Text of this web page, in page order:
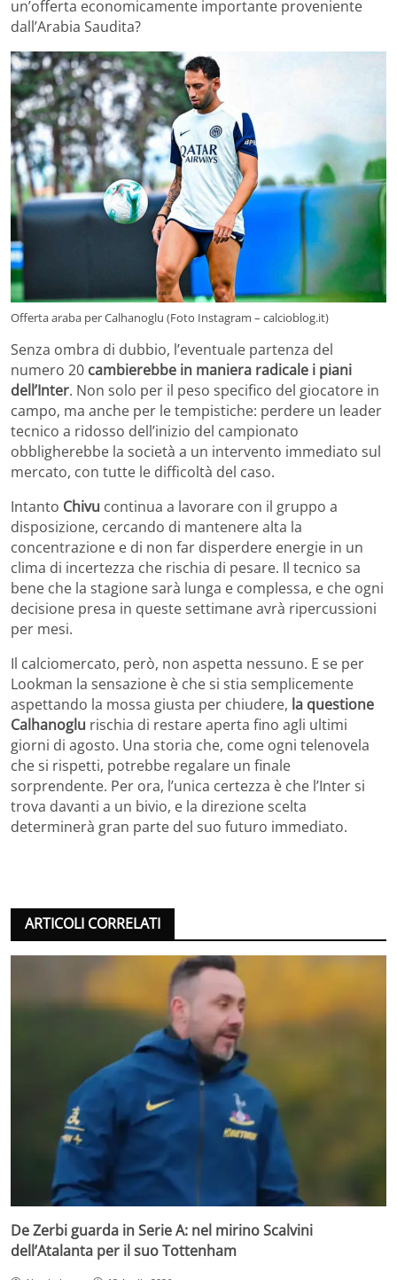
un’offerta economicamente importante proveniente
dall’Arabia Saudita?
Offerta araba per Calhanoglu (Foto Instagram – calcioblog.it)
Senza ombra di dubbio, l’eventuale partenza del
numero 20 cambierebbe in maniera radicale i piani
dell’Inter. Non solo per il peso specifico del giocatore in
campo, ma anche per le tempistiche: perdere un leader
tecnico a ridosso dell’inizio del campionato
obbligherebbe la società a un intervento immediato sul
mercato, con tutte le difficoltà del caso.
Intanto Chivu continua a lavorare con il gruppo a
disposizione, cercando di mantenere alta la
concentrazione e di non far disperdere energie in un
clima di incertezza che rischia di pesare. Il tecnico sa
bene che la stagione sarà lunga e complessa, e che ogni
decisione presa in queste settimane avrà ripercussioni
per mesi.
Il calciomercato, però, non aspetta nessuno. E se per
Lookman la sensazione è che si stia semplicemente
aspettando la mossa giusta per chiudere, la questione
Calhanoglu rischia di restare aperta fino agli ultimi
giorni di agosto. Una storia che, come ogni telenovela
che si rispetti, potrebbe regalare un finale
sorprendente. Per ora, l’unica certezza è che l’Inter si
trova davanti a un bivio, e la direzione scelta
determinerà gran parte del suo futuro immediato.
ARTICOLI CORRELATI
De Zerbi guarda in Serie A: nel mirino Scalvini
dell’Atalanta per il suo Tottenham